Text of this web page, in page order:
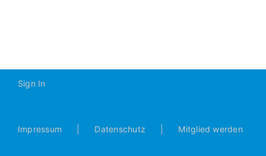
Sign In
Impressum Datenschutz Mitglied werden